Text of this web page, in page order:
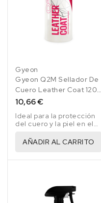
Gyeon
Gyeon Q2M Sellador De
Cuero Leather Coat 120
Ml
10,66 €
Ideal para la protección
del cuero y la piel en el
AÑADIR AL CARRITO